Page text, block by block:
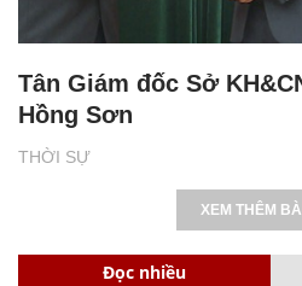
THỜI SỰ
Tân Giám đốc Sở
Hồng Sơn
XEM THÊM
Đọc nhiều